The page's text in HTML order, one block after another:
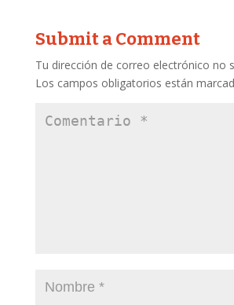
Submit a Comment
Tu dirección de correo electrónico no
Los campos obligatorios están